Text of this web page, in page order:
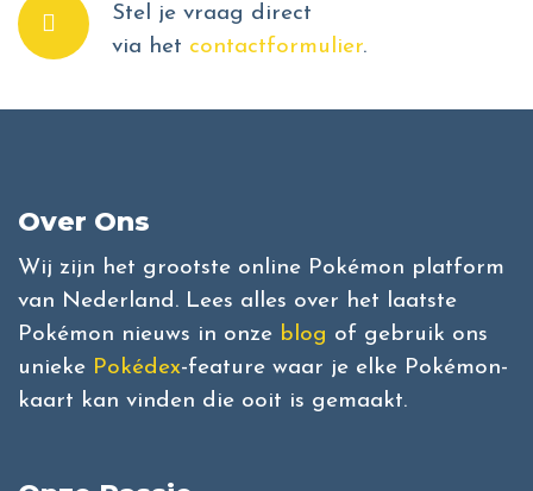
Stel je vraag direct
via het contactformulier.
Over Ons
Wij zijn het grootste online Pokémon platform
van Nederland. Lees alles over het laatste
Pokémon nieuws in onze blog of gebruik ons
unieke Pokédex-feature waar je elke Pokémon-
kaart kan vinden die ooit is gemaakt.